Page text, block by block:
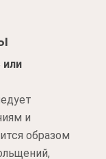
или
и
образом